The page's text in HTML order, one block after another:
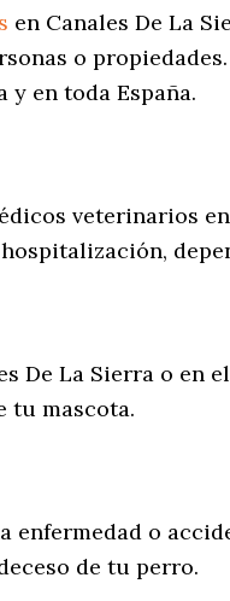
en Canales De La
o
y en toda España.
veterinarios
De La Sierra o en
tu mascota.
enfermedad o
de tu perro.